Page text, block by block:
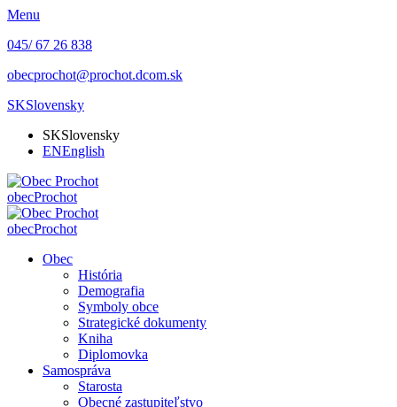
Menu
045/ 67 26 838
obecprochot@prochot.dcom.sk
SKSlovensky
SKSlovensky
ENEnglish
obecProchot
obecProchot
Obec
História
Demografia
Symboly obce
Strategické dokumenty
Kniha
Diplomovka
Samospráva
Starosta
Obecné zastupiteľstvo